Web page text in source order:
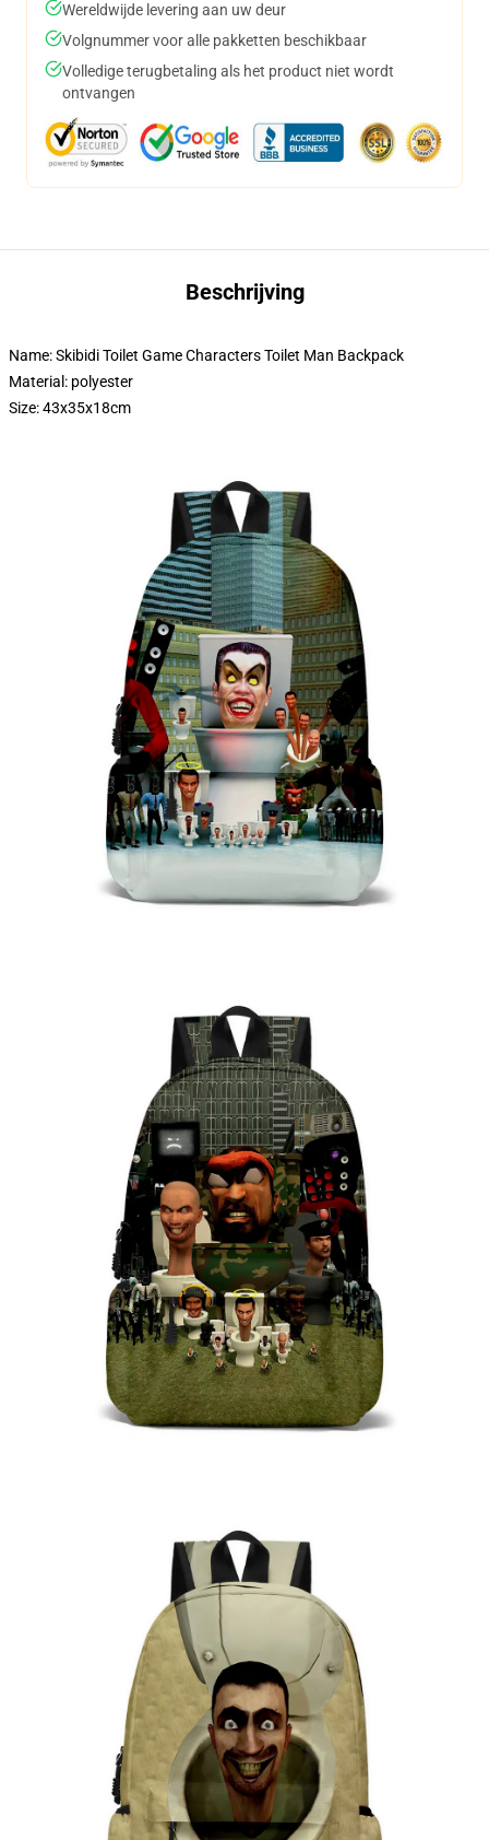
Wereldwijde levering aan uw deur
Volgnummer voor alle pakketten beschikbaar
Volledige terugbetaling als het product niet wordt
ontvangen
Beschrijving
Name: Skibidi Toilet Game Characters Toilet Man Backpack
Material: polyester
Size: 43x35x18cm